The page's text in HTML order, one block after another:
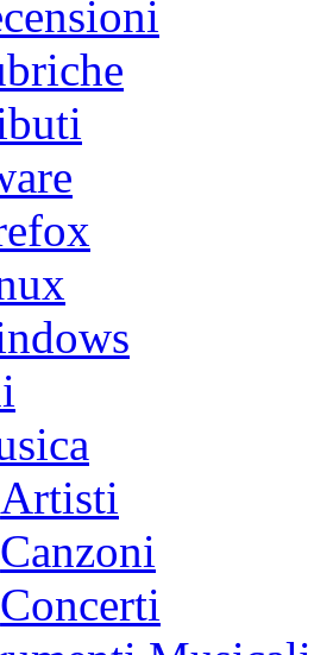
Artisti
Canzoni
Concerti